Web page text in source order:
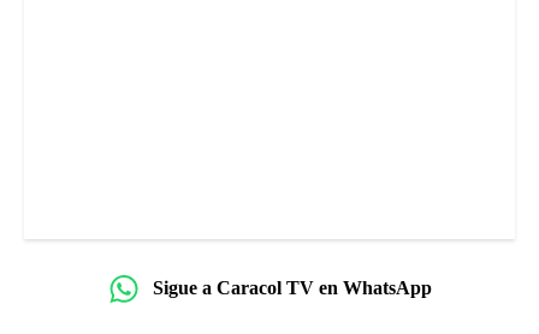
Sigue a Caracol TV en WhatsApp